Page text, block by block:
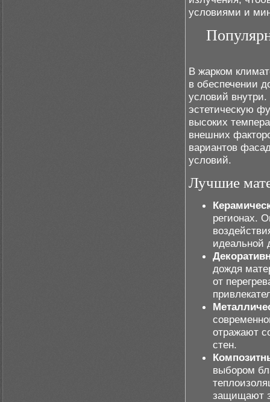
условиями и
В жарком
в обеспечении
условий
эстетическую
высоких
внешних
вариантов
условий.
Лучшие
регионах.
идеальной
дождя
от
отражают
стен.
выбором
защищают